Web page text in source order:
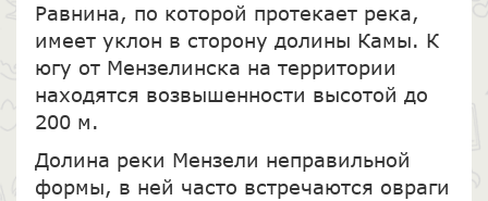
Равнина, по которой протекает река,
имеет уклон в сторону долины Камы. К
югу от Мензелинска на территории
находятся возвышенности высотой до
200 м.
Долина реки Мензели неправильной
формы, в ней часто встречаются овраги